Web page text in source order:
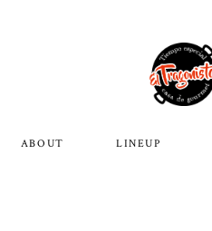
ABOUT LINEUP